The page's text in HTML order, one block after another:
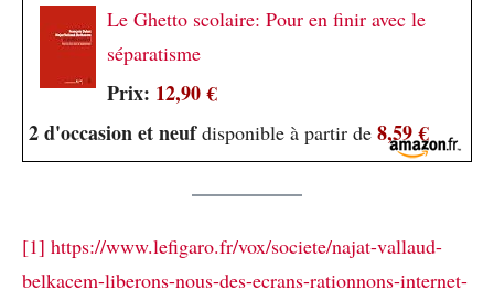
Le Ghetto scolaire: Pour en finir avec le
séparatisme
Prix: 12,90 €
2 d'occasion et neufdisponible à partir de 8,59 €
[1] https://www.lefigaro.fr/vox/societe/najat-vallaud-
belkacem-liberons-nous-des-ecrans-rationnons-internet-